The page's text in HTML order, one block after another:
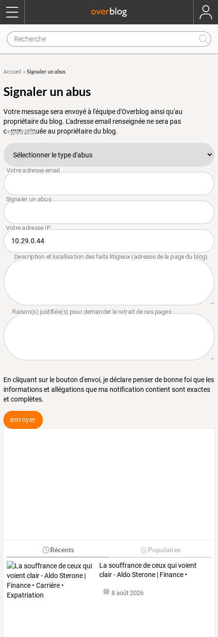
Accueil » Signaler un abus
Signaler un abus
Votre message sera envoyé à l'équipe d'Overblog ainsi qu'au
propriétaire du blog. L'adresse email renseignée ne sera pas
communiquée au propriétaire du blog.
En cliquant sur le bouton d'envoi, je déclare penser de bonne foi que les
informations et allégations que ma notification contient sont exactes
et complètes.
envoyer
Récents Populaires
La souffrancedeceuxquivoient
clair-AldoSterone | Finance •
8 août 2026